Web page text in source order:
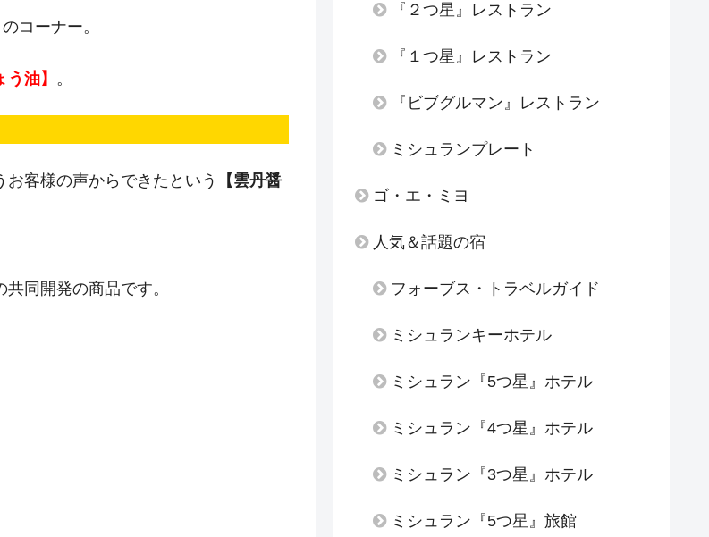
コーナー。
う油】 。
客様の声からできたという
【雲丹醤
同開発の商品です。
『２つ星』レストラン
『１つ星』レストラン
『ビブグルマン』レストラン
ミシュランプレート
ゴ・エ・ミヨ
人気＆話題の宿
フォーブス・トラベルガイド
ミシュランキーホテル
ミシュラン『5つ星』ホテル
ミシュラン『4つ星』ホテル
ミシュラン『3つ星』ホテル
ミシュラン『5つ星』旅館